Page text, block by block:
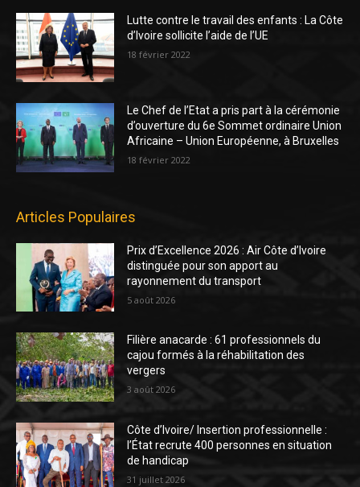
Lutte contre le travail des enfants : La Côte
d’Ivoire sollicite l’aide de l’UE
18 février 2022
Le Chef de l’Etat a pris part à la cérémonie
d’ouverture du 6e Sommet ordinaire Union
Africaine – Union Européenne, à Bruxelles
18 février 2022
Articles Populaires
Prix d’Excellence 2026 : Air Côte d’Ivoire
distinguée pour son apport au
rayonnement du transport
5 août 2026
Filière anacarde : 61 professionnels du
cajou formés à la réhabilitation des
vergers
3 août 2026
Côte d’Ivoire/ Insertion professionnelle :
l’État recrute 400 personnes en situation
de handicap
31 juillet 2026